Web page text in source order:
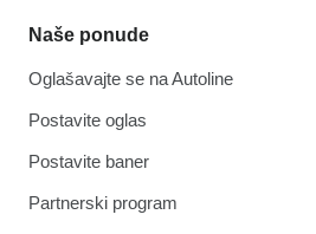
Naše ponude
Oglašavajte se na Autoline
Postavite oglas
Postavite baner
Partnerski program